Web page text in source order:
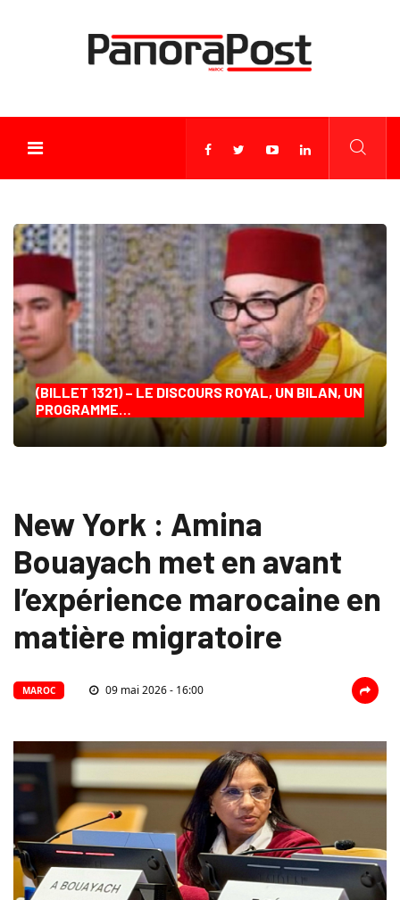
(BILLET 1321) – LE DISCOURS ROYAL, UN BILAN, UN
PROGRAMME…
New York : Amina
Bouayach met en avant
l’expérience marocaine en
matière migratoire
MAROC 09 mai 2026 - 16:00